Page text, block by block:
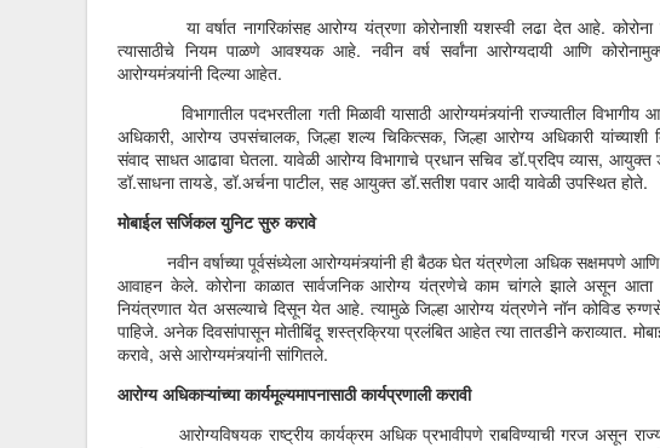
या वर्षात नागरिकांसह आरोग्य यंत्रणा कोरोनाशी यशस्वी लढा देत आहे. कोरोना
त्यासाठीचे नियम पाळणे आवश्यक आहे. नवीन वर्ष सर्वांना आरोग्यदायी आणि
आरोग्यमंत्र्यांनी दिल्या आहेत.
विभागातील पदभरतीला गती मिळावी यासाठी आरोग्यमंत्र्यांनी राज्यातील विभागीय
अधिकारी, आरोग्य उपसंचालक, जिल्हा शल्य चिकित्सक, जिल्हा आरोग्य अधिकारी यांच्याशी
संवाद साधत आढावा घेतला. यावेळी आरोग्य विभागाचे प्रधान सचिव डॉ.प्रदिप व्यास, आयुक्त
डॉ.साधना तायडे, डॉ.अर्चना पाटील, सह आयुक्त डॉ.सतीश पवार आदी यावेळी उपस्थित होते.
मोबाईल सर्जिकल युनिट सुरु करावे
नवीन वर्षाच्या पूर्वसंध्येला आरोग्यमंत्र्यांनी ही बैठक घेत यंत्रणेला अधिक सक्षमपणे आणि
आवाहन केले. कोरोना काळात सार्वजनिक आरोग्य यंत्रणेचे काम चांगले झाले असून आता
नियंत्रणात येत असल्याचे दिसून येत आहे. त्यामुळे जिल्हा आरोग्य यंत्रणेने नॉन कोविड
पाहिजे. अनेक दिवसांपासून मोतीबिंदू शस्त्रक्रिया प्रलंबित आहेत त्या तातडीने कराव्यात.
करावे, असे आरोग्यमंत्र्यांनी सांगितले.
आरोग्य अधिकाऱ्यांच्या कार्यमूल्यमापनासाठी कार्यप्रणाली करावी
आरोग्यविषयक राष्ट्रीय कार्यक्रम अधिक प्रभावीपणे राबविण्याची गरज असून राज्य